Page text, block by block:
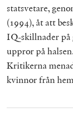
statsvetare,
(1994), åt att
IQ-skillnader
uppror på
Kritikerna
kvinnor från